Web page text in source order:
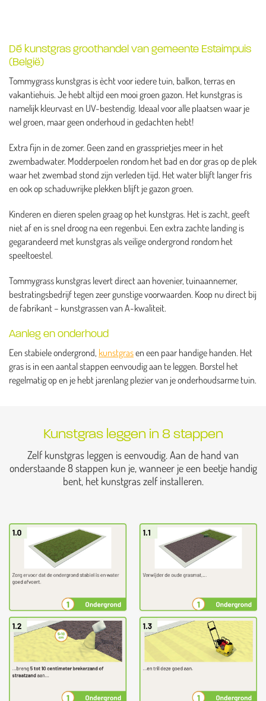
Dé kunstgras groothandel van gemeente Estaimpuis
(België)
Tommygrass kunstgras is ècht voor iedere tuin, balkon, terras en
vakantiehuis. Je hebt altijd een mooi groen gazon. Het kunstgras is
namelijk kleurvast en UV-bestendig. Ideaal voor alle plaatsen waar je
wel groen, maar geen onderhoud in gedachten hebt!
Extra fijn in de zomer. Geen zand en grassprietjes meer in het
zwembadwater. Modderpoelen rondom het bad en dor gras op de plek
waar het zwembad stond zijn verleden tijd. Het water blijft langer fris
en ook op schaduwrijke plekken blijft je gazon groen.
Kinderen en dieren spelen graag op het kunstgras. Het is zacht, geeft
niet af en is snel droog na een regenbui. Een extra zachte landing is
gegarandeerd met kunstgras als veilige ondergrond rondom het
speeltoestel.
Tommygrass kunstgras levert direct aan hovenier, tuinaannemer,
bestratingsbedrijf tegen zeer gunstige voorwaarden. Koop nu direct bij
de fabrikant – kunstgrassen van A-kwaliteit.
Aanleg en onderhoud
Een stabiele ondergrond, kunstgrasen een paar handige handen. Het
gras is in een aantal stappen eenvoudig aan te leggen. Borstel het
regelmatig op en je hebt jarenlang plezier van je onderhoudsarme tuin.
Kunstgras leggen in 8 stappen
Zelf kunstgras leggen is eenvoudig. Aan de hand van
onderstaande 8 stappen kun je, wanneer je een beetje handig
bent, het kunstgras zelf installeren.